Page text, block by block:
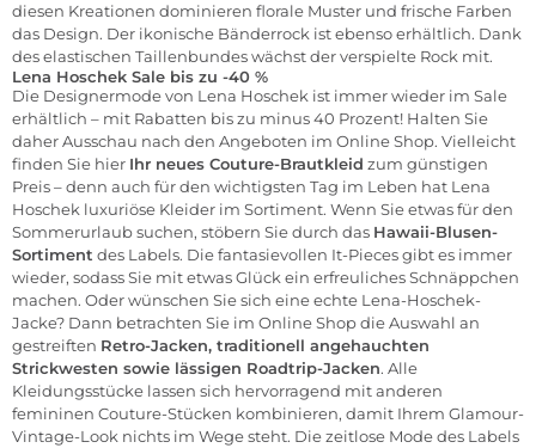
diesen Kreationen dominieren florale Muster und frische Farben
das Design. Der ikonische Bänderrock ist ebenso erhältlich. Dank
des elastischen Taillenbundes wächst der verspielte Rock mit.
Lena Hoschek Sale bis zu -40 %
Die Designermode von Lena Hoschek ist immer wieder im Sale
erhältlich – mit Rabatten bis zu minus 40 Prozent! Halten Sie
daher Ausschau nach den Angeboten im Online Shop. Vielleicht
finden Sie hier Ihr neues Couture-Brautkleid zum günstigen
Preis – denn auch für den wichtigsten Tag im Leben hat Lena
Hoschek luxuriöse Kleider im Sortiment. Wenn Sie etwas für den
Sommerurlaub suchen, stöbern Sie durch das Hawaii-Blusen-
Sortiment des Labels. Die fantasievollen It-Pieces gibt es immer
wieder, sodass Sie mit etwas Glück ein erfreuliches Schnäppchen
machen. Oder wünschen Sie sich eine echte Lena-Hoschek-
Jacke? Dann betrachten Sie im Online Shopdie Auswahl an
gestreiften Retro-Jacken, traditionell angehauchten
Strickwesten sowie lässigen Roadtrip-Jacken. Alle
Kleidungsstücke lassen sich hervorragend mit anderen
femininen Couture-Stücken kombinieren, damit Ihrem Glamour-
Vintage-Look nichts im Wege steht. Die zeitlose Mode des Labels